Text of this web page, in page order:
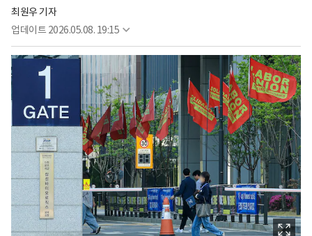
최원우 기자
업데이트 2026.05.08. 19:15